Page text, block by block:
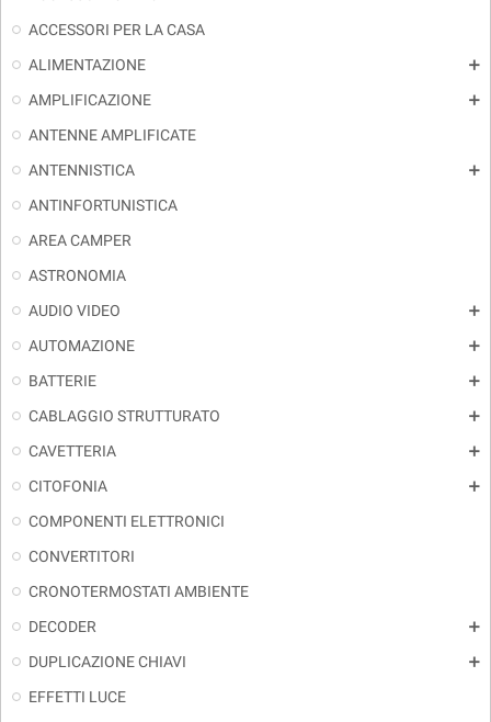
ACCESSORI PER LA CASA
ALIMENTAZIONE
add
AMPLIFICAZIONE add
ANTENNE AMPLIFICATE
ANTENNISTICA
add
ANTINFORTUNISTICA
AREA CAMPER
ASTRONOMIA
AUDIO VIDEO
add
AUTOMAZIONE add
BATTERIE add
CABLAGGIO STRUTTURATO add
CAVETTERIA add
CITOFONIA add
COMPONENTI ELETTRONICI
CONVERTITORI
CRONOTERMOSTATI AMBIENTE
DECODER
add
DUPLICAZIONE CHIAVI add
EFFETTI LUCE